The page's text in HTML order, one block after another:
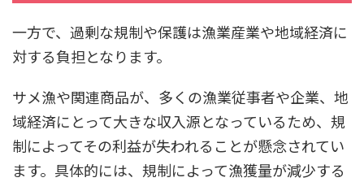
一方で、過剰な規制や保護は漁業産業や地域経済に
対する負担となります。
サメ漁や関連商品が、多くの漁業従事者や企業、地
域経済にとって大きな収入源となっているため、規
制によってその利益が失われることが懸念されてい
ます。具体的には、規制によって漁獲量が減少する